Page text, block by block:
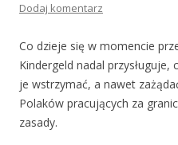
Dodaj komentarz
Co dzieje się w momencie
Kindergeld nadal przysługuje,
je wstrzymać, a nawet
Polaków pracujących za
zasady.